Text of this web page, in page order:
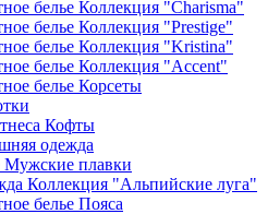
белье Коллекция "Charisma"
белье Коллекция "Prestige"
белье Коллекция "Kristina"
белье Коллекция "Accent"
белье Корсеты
Кофты
одежда
Мужские плавки
Коллекция "Альпийские луга"
белье Пояса